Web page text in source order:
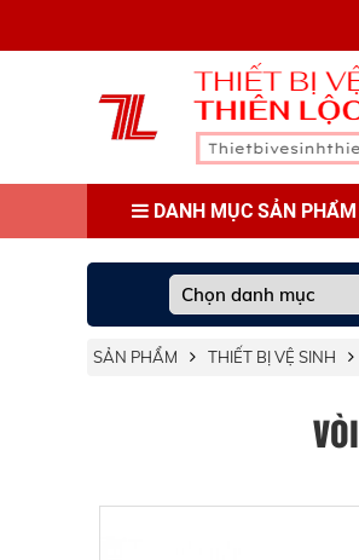
DANH MỤC SẢN PHẨM
SẢN PHẨM THIẾT BỊ VỆ SINH